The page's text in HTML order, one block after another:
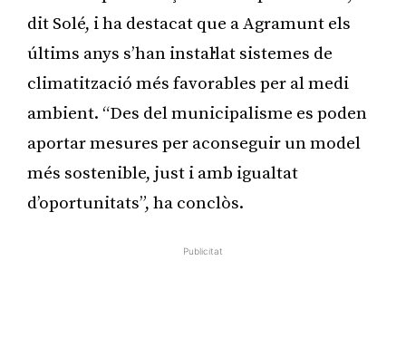
dit Solé, i ha destacat que a Agramunt els
últims anys s’han instal·lat sistemes de
climatització més favorables per al medi
ambient. “Des del municipalisme es poden
aportar mesures per aconseguir un model
més sostenible, just i amb igualtat
d’oportunitats”, ha conclòs.
Publicitat